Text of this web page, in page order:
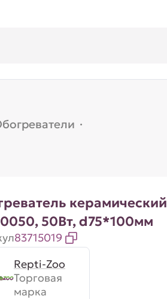
·
керамический
50Вт, d75*100мм
83715019
Repti-Zoo
Торговая
марка